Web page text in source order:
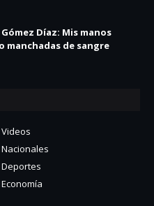
Díaz: Mis manos
manchadas de sangre
Videos
Nacionales
Deportes
Economía